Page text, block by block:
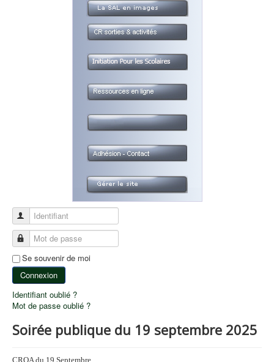
Identifiant
Mot de passe
Se souvenir de moi
Connexion
Identifiant oublié ?
Mot de passe oublié ?
Soirée publique du 19 septembre 2025
CROA du 19 Septembre